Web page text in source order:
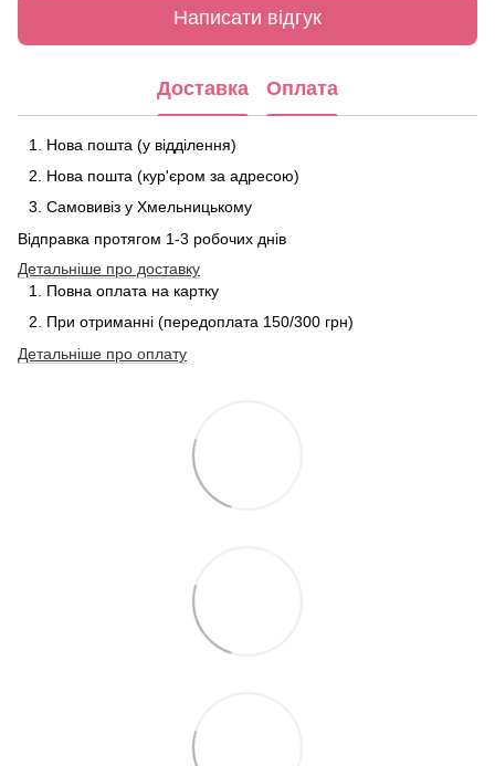
Написати відгук
Доставка Оплата
Нова пошта (у відділення)
Нова пошта (кур'єром за адресою)
Самовивіз у Хмельницькому
Відправка протягом 1-3 робочих днів
Детальніше про доставку
Повна оплата на картку
При отриманні (передоплата 150/300 грн)
Детальніше про оплату